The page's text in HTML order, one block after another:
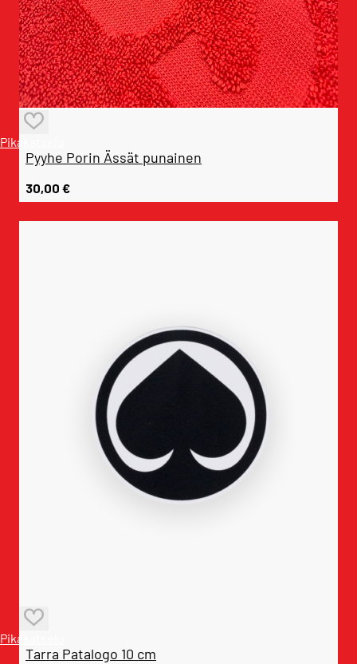
Pikakatselu
Pyyhe Porin Ässät punainen
30,00 €
Pikakatselu
Tarra Patalogo 10 cm